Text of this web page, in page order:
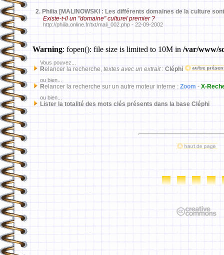
2. Philia [MALINOWSKI : Les différents domaines de la culture
Existe-t-il un "domaine" culturel premier ?
http://philia.online.fr/txt/mali_002.php - 22-09-2002
Warning: fopen(): file size is limited to 10M in /var/www/
Vous pouvez...
Relancer la recherche, textes avec un extrait: Cléphi
ou bien...
Relancer la recherche sur un autre moteur interne : Zoom - X-
ou bien...
Lister la totalité des mots clés présents dans la base Cléphi